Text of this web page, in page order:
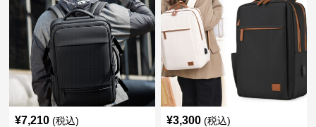
¥7,210 (税込) ¥3,300 (税込)